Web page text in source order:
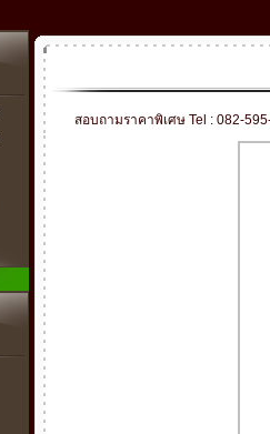
สอบถามราคาพิเศษ Tel : 082-